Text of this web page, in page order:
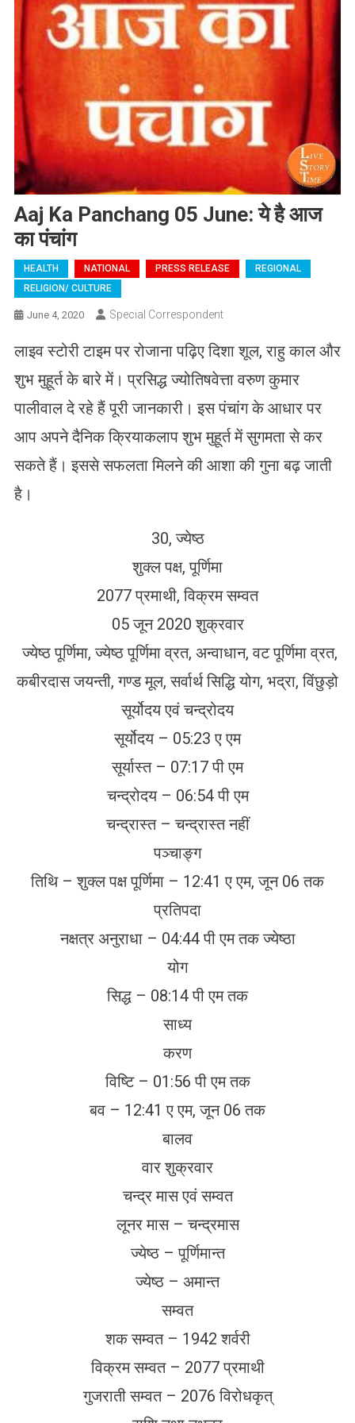
Aaj Ka Panchang 05 June: ये है आज
का पंचांग
HEALTH NATIONAL PRESS RELEASE
REGIONAL
RELIGION/ CULTURE
June 4, 2020 Special Correspondent
लाइव स्टोरी टाइम पर रोजाना पढ़िए दिशा शूल, राहु काल और
शुभ मुहूर्त के बारे में। प्रसिद्ध ज्योतिषवेत्ता वरुण कुमार
पालीवाल दे रहे हैं पूरी जानकारी। इस पंचांग के आधार पर
आप अपने दैनिक क्रियाकलाप शुभ मुहूर्त में सुगमता से कर
सकते हैं। इससे सफलता मिलने की आशा की गुना बढ़ जाती
है।
30, ज्येष्ठ
शुक्ल पक्ष, पूर्णिमा
2077 प्रमाथी, विक्रम सम्वत
05 जून 2020 शुक्रवार
ज्येष्ठ पूर्णिमा, ज्येष्ठ पूर्णिमा व्रत, अन्वाधान, वट पूर्णिमा व्रत,
कबीरदास जयन्ती, गण्ड मूल, सर्वार्थ सिद्धि योग, भद्रा, विंछुड़ो
सूर्योदय एवं चन्द्रोदय
सूर्योदय – 05:23 ए एम
सूर्यास्त – 07:17 पी एम
चन्द्रोदय – 06:54 पी एम
चन्द्रास्त – चन्द्रास्त नहीं
पञ्चाङ्ग
तिथि – शुक्ल पक्ष पूर्णिमा – 12:41 ए एम, जून 06 तक
प्रतिपदा
नक्षत्र अनुराधा – 04:44 पी एम तक ज्येष्ठा
योग
सिद्ध – 08:14 पी एम तक
साध्य
करण
विष्टि – 01:56 पी एम तक
बव – 12:41 ए एम, जून 06 तक
बालव
वार शुक्रवार
चन्द्र मास एवं सम्वत
लूनर मास – चन्द्रमास
ज्येष्ठ – पूर्णिमान्त
ज्येष्ठ – अमान्त
सम्वत
शक सम्वत – 1942 शर्वरी
विक्रम सम्वत – 2077 प्रमाथी
गुजराती सम्वत – 2076 विरोधकृत्